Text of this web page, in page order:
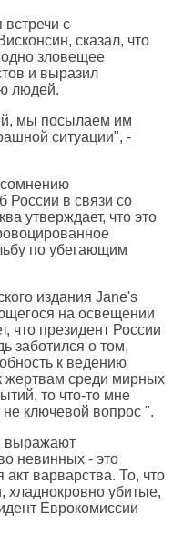
с
сказал, что
зловещее
и выразил
людей.
мы посылаем им
ситуации", -
сомнению
России в связи со
утверждает, что это
по убегающим
издания Jane's
на освещении
что президент России
заботился о том,
к ведению
жертвам среди мирных
то что-то мне
не ключевой вопрос ".
выражают
невинных - это
варварства. То, что
хладнокровно убитые,
Еврокомиссии